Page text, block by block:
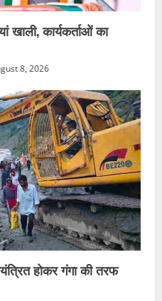
खाली, कार्यकर्ताओं का
8, 2026
होकर गंगा की तरफ